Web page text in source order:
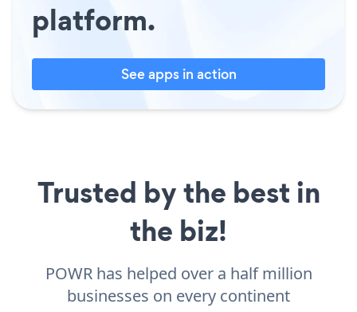
platform.
See apps in action
Trusted by the best in
the biz!
POWR has helped over a half million
businesses on every continent